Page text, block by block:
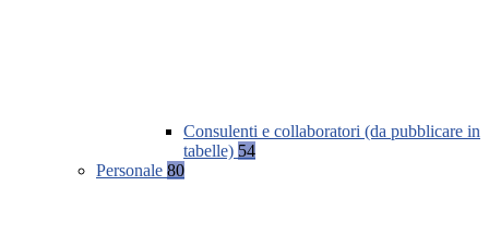
Consulenti e collaboratori (da pubblicare in
tabelle) 54
Personale 80